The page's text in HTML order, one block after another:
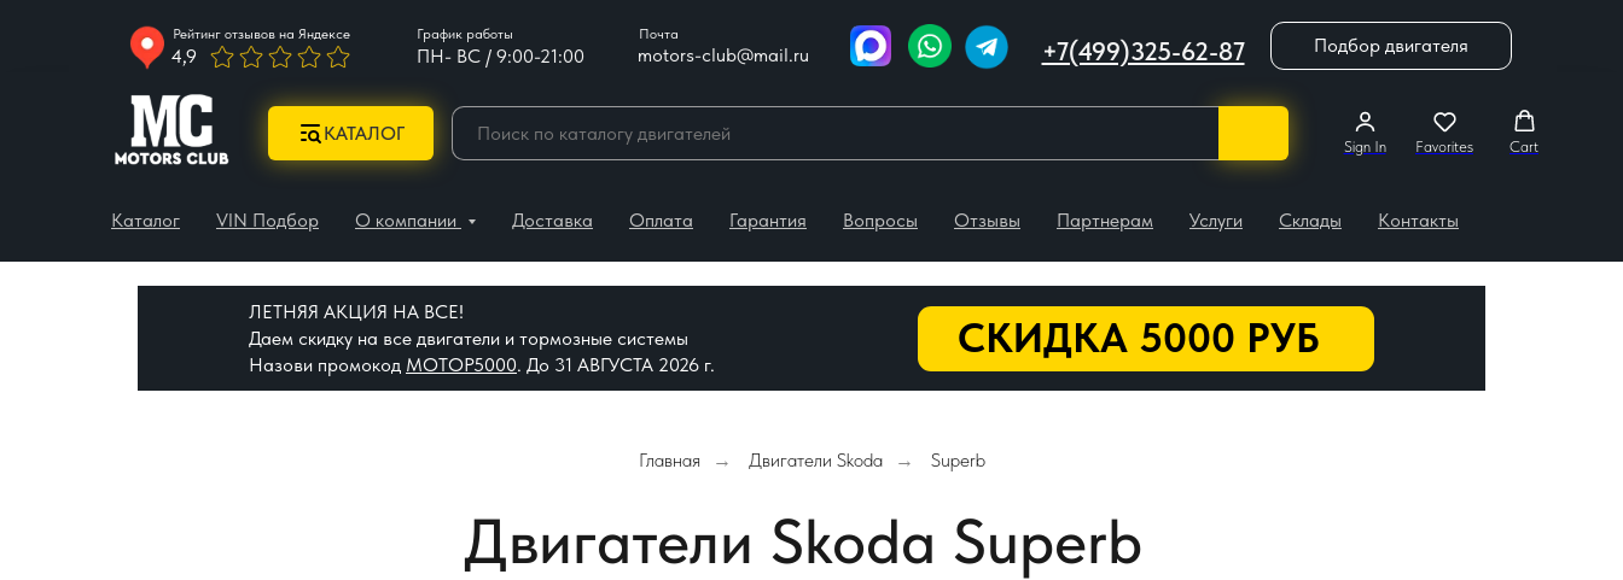
+7(499)325-62-87
ПН- ВС / 9:00-21:00
Почта
Рейтинг отзывов на Яндексе График работы
motors-club@mail.ru
4,9 Подбор двигателя
КАТАЛОГ
Sign In Favorites Cart
Каталог VIN Подбор О компании Доставка Оплата Гарантия Вопросы Отзывы Партнерам Услуги Склады Контакты
СКИДКА 5000 РУБ
ЛЕТНЯЯ АКЦИЯ НА ВСЕ!
Даем скидку на все двигатели и тормозные системы
Назови промокод МОТОР5000. До 31 АВГУСТА 2026 г.
Главная → Двигатели Skoda → Superb
Двигатели Skoda Superb